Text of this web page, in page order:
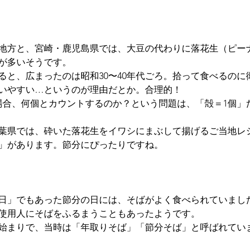
方と、宮崎・鹿児島県では、大豆の代わりに落花生（ピー
多いそうです。
と、広まったのは昭和30〜40年代ごろ。拾って食べるのに
やすい…というのが理由だとか。合理的！
、何個とカウントするのか？という問題は、「殻＝1個」
県では、砕いた落花生をイワシにまぶして揚げるご当地レ
があります。節分にぴったりですね。
」でもあった節分の日には、そばがよく食べられていまし
用人にそばをふるまうこともあったようです。
まりで、当時は「年取りそば」「節分そば」と呼ばれてい